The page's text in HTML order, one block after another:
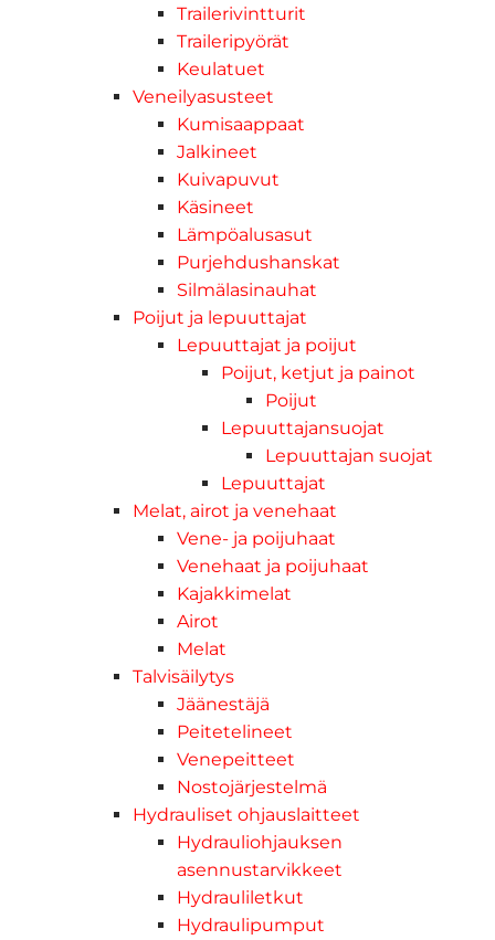
Trailerivintturit
Traileripyörät
Keulatuet
Veneilyasusteet
Kumisaappaat
Jalkineet
Kuivapuvut
Käsineet
Lämpöalusasut
Purjehdushanskat
Silmälasinauhat
Poijut ja lepuuttajat
Lepuuttajat ja poijut
Poijut, ketjut ja painot
Poijut
Lepuuttajansuojat
Lepuuttajan suojat
Lepuuttajat
Melat, airot ja venehaat
Vene- ja poijuhaat
Venehaat ja poijuhaat
Kajakkimelat
Airot
Melat
Talvisäilytys
Jäänestäjä
Peitetelineet
Venepeitteet
Nostojärjestelmä
Hydrauliset ohjauslaitteet
Hydrauliohjauksen
asennustarvikkeet
Hydrauliletkut
Hydraulipumput